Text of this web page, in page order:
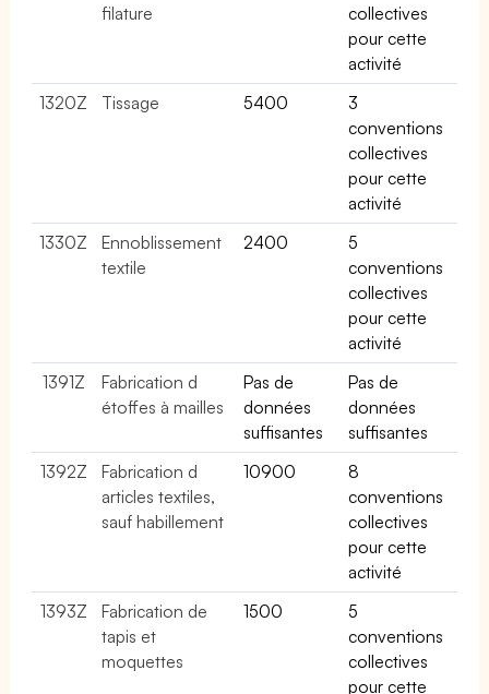
filature
collectives
pour cette
activité
1320Z
Tissage 5400
3
conventions
collectives
pour cette
activité
1330Z
Ennoblissement
textile
2400
5
conventions
collectives
pour cette
activité
1391Z
Fabrication d
étoffes à mailles
Pas de
données
suffisantes
Pas de
données
suffisantes
1392Z
Fabrication d
articles textiles,
sauf habillement
10900
8
conventions
collectives
pour cette
activité
1393Z
Fabrication de
tapis et
moquettes
1500
5
conventions
collectives
pour cette